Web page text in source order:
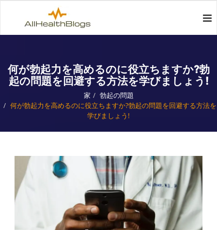
何が勃起力を高めるのに役立ちますか?勃
起の問題を回避する方法を学びましょう!
家
勃起の問題
何が勃起力を高めるのに役立ちますか?勃起の問題を回避する方法を
学びましょう!